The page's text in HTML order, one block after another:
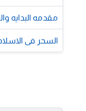
مقدمه البدايه
السحر فى